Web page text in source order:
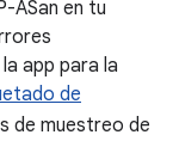
ASan en tu
app para la
de
de muestreo de